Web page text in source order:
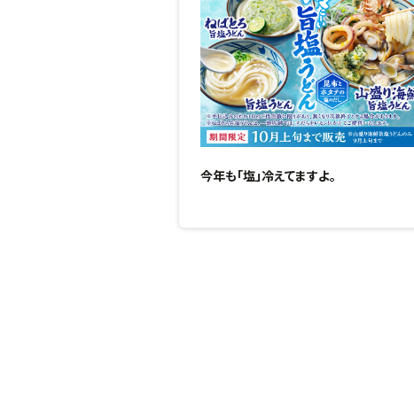
今年も「塩」冷えてますよ。